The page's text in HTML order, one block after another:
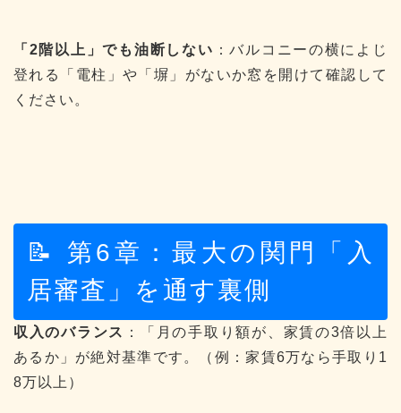
「2階以上」でも油断しない ：バルコニーの横によじ
登れる「電柱」や「塀」がないか窓を開けて確認して
ください。
📝 第6章：最大の関門「入
居審査」を通す裏側
収入のバランス ：「月の手取り額が、家賃の3倍以上
あるか」が絶対基準です。（例：家賃6万なら手取り1
8万以上）